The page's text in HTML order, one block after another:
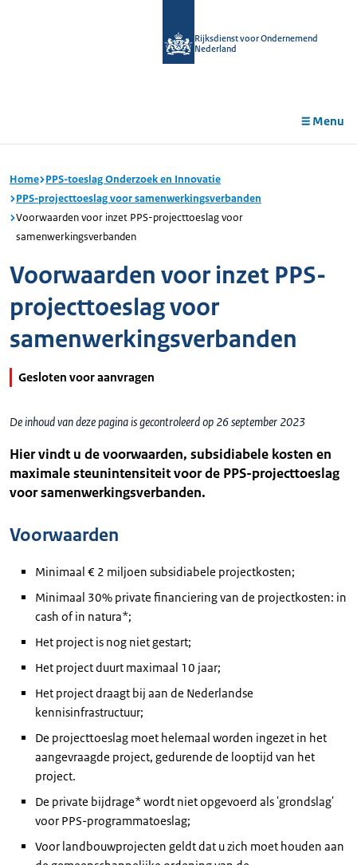
Rijksdienst voor Ondernemend
Nederland
Menu
Home PPS-toeslag Onderzoek en Innovatie
PPS-projecttoeslag voor samenwerkingsverbanden
Voorwaarden voor inzet PPS-projecttoeslag voor
samenwerkingsverbanden
Voorwaarden voor inzet PPS-
projecttoeslag voor
samenwerkingsverbanden
Gesloten voor aanvragen
De inhoud van deze pagina is gecontroleerd op 26 september 2023
Hier vindt u de voorwaarden, subsidiabele kosten en
maximale steunintensiteit voor de PPS-projecttoeslag
voor samenwerkingsverbanden.
Voorwaarden
Minimaal € 2 miljoen subsidiabele projectkosten;
Minimaal 30% private financiering van de projectkosten: in
cash of in natura*;
Het project is nog niet gestart;
Het project duurt maximaal 10 jaar;
Het project draagt bij aan de Nederlandse
kennisinfrastructuur;
De projecttoeslag moet helemaal worden ingezet in het
aangevraagde project, gedurende de looptijd van het
project.
De private bijdrage* wordt niet opgevoerd als 'grondslag'
voor PPS-programmatoeslag;
Voor landbouwprojecten geldt dat u zich moet houden aan